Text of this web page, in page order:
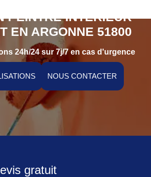
PEINTRE INTÉRIEUR
EN ARGONNE 51800
24h/24 sur 7j/7 en cas d'urgence
NOUS CONTACTER
gratuit